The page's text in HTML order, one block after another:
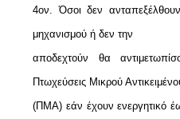
4ον. Όσοι δεν
μηχανισμού ή δεν την
αποδεχτούν θα
Πτωχεύσεις Μικρού
(ΠΜΑ) εάν έχουν ενεργητικό